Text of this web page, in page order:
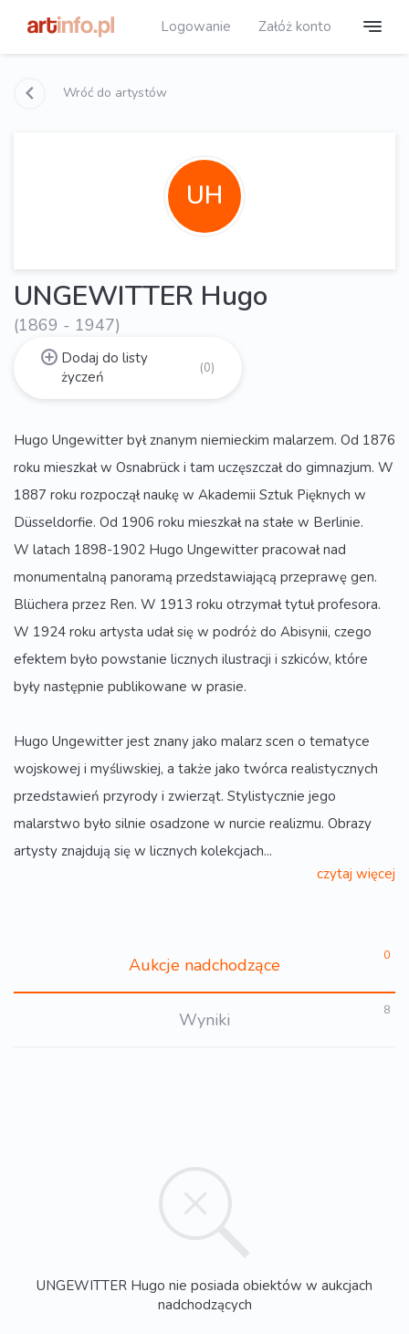
Logowanie Załóż konto
Wróć do artystów
UH
UNGEWITTER Hugo
(1869 - 1947)
Dodaj do listy
życzeń
(0)
Hugo Ungewitter był znanym niemieckim malarzem. Od 1876
roku mieszkał w Osnabrück i tam uczęszczał do gimnazjum. W
1887 roku rozpoczął naukę w Akademii Sztuk Pięknych w
Düsseldorfie. Od 1906 roku mieszkał na stałe w Berlinie.
W latach 1898-1902 Hugo Ungewitter pracował nad
monumentalną panoramą przedstawiającą przeprawę gen.
Blüchera przez Ren. W 1913 roku otrzymał tytuł profesora.
W 1924 roku artysta udał się w podróż do Abisynii, czego
efektem było powstanie licznych ilustracji i szkiców, które
były następnie publikowane w prasie.
Hugo Ungewitter jest znany jako malarz scen o tematyce
wojskowej i myśliwskiej, a także jako twórca realistycznych
przedstawień przyrody i zwierząt. Stylistycznie jego
malarstwo było silnie osadzone w nurcie realizmu. Obrazy
artysty znajdują się w licznych kolekcjach...
czytaj więcej
Aukcje nadchodzące 0
Wyniki 8
UNGEWITTER Hugo nie posiada obiektów w aukcjach
nadchodzących